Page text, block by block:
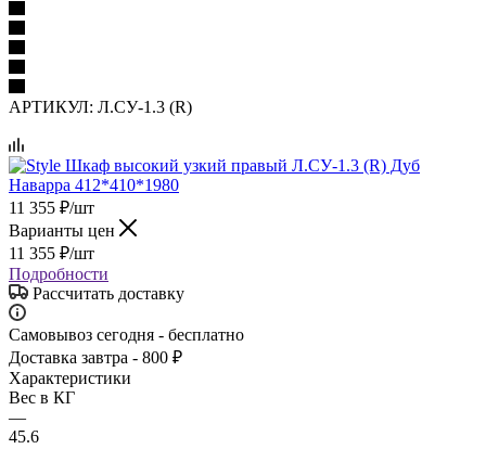
АРТИКУЛ: Л.СУ-1.3 (R)
11 355 ₽/шт
Варианты цен
11 355 ₽/шт
Подробности
Рассчитать доставку
Самовывоз сегодня - бесплатно
Доставка завтра - 800 ₽
Характеристики
Вес в КГ
—
45.6